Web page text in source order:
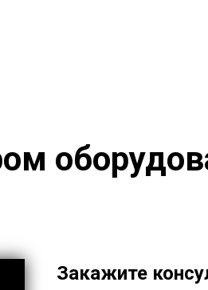
Закажите